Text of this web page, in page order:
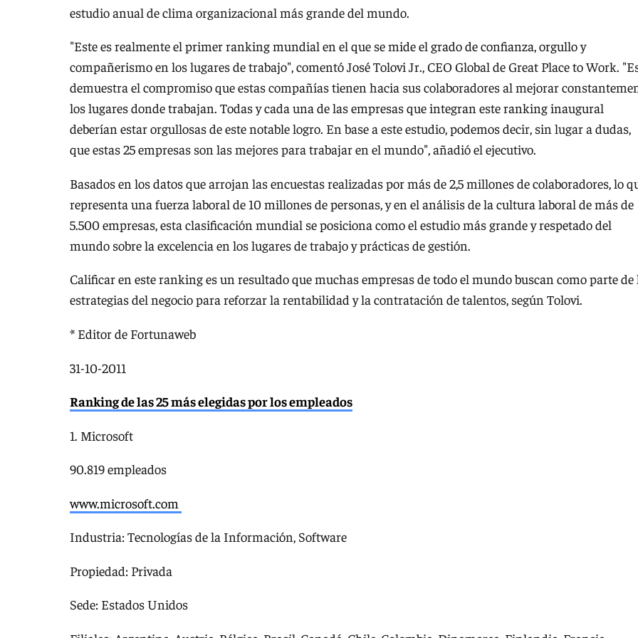
estudio anual de clima organizacional más grande del mundo.
"Este es realmente el primer ranking mundial en el que se mide el grado de confianza, orgullo y
compañerismo en los lugares de trabajo", comentó José Tolovi Jr., CEO Global de Great Place to Work.
demuestra el compromiso que estas compañías tienen hacia sus colaboradores al mejorar
los lugares donde trabajan. Todas y cada una de las empresas que integran este ranking inaugural
deberían estar orgullosas de este notable logro. En base a este estudio, podemos decir, sin lugar a dudas,
que estas 25 empresas son las mejores para trabajar en el mundo", añadió el ejecutivo.
Basados en los datos que arrojan las encuestas realizadas por más de 2,5 millones de colaboradores, lo
representa una fuerza laboral de 10 millones de personas, y en el análisis de la cultura laboral de más de
5.500 empresas, esta clasificación mundial se posiciona como el estudio más grande y respetado del
mundo sobre la excelencia en los lugares de trabajo y prácticas de gestión.
Calificar en este ranking es un resultado que muchas empresas de todo el mundo buscan como parte de
estrategias del negocio para reforzar la rentabilidad y la contratación de talentos, según Tolovi.
* Editor de Fortunaweb
31-10-2011
Ranking de las 25 más elegidas por los empleados
1. Microsoft
90.819 empleados
www.microsoft.com
Industria: Tecnologías de la Información, Software
Propiedad: Privada
Sede: Estados Unidos